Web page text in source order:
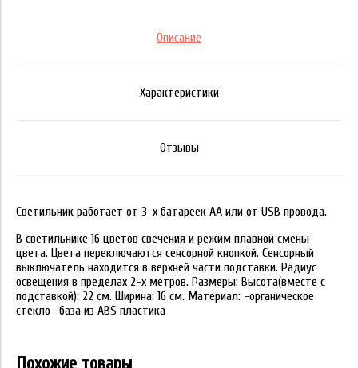
Описание
Характеристики
Отзывы
Светильник работает от 3-х батареек АА или от USB провода.
В светильнике 16 цветов свечения и режим плавной смены
цвета. Цвета переключаются сенсорной кнопкой. Сенсорный
выключатель находится в верхней части подставки. Радиус
освещения в пределах 2-х метров. Размеры: Высота(вместе с
подставкой): 22 см. Ширина: 16 см. Материал: -органическое
стекло -база из ABS пластика